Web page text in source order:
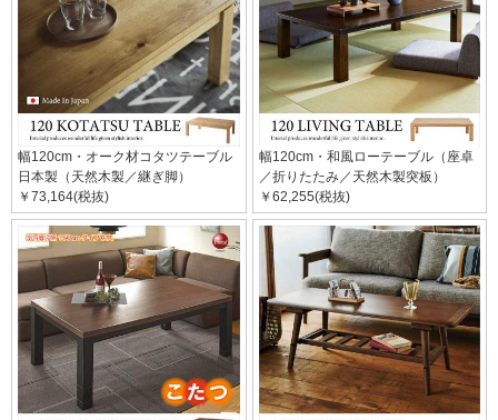
幅120cm・オーク材コタツテーブル
日本製（天然木製／継ぎ脚）
￥73,164(税抜)
幅120cm・和風ローテーブル（座卓
／折りたたみ／天然木製突板）
￥62,255(税抜)